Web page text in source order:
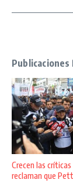
Publicaciones
Crecen las
reclaman que